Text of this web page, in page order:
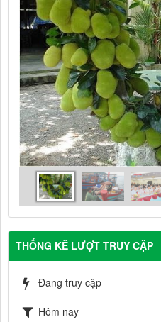
THỐNG KÊ LƯỢT TRUY CẬP
Đang truy cập
Hôm nay